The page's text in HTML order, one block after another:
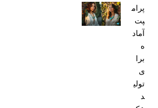
پرام
پت
آماد
ه
برا
ی
تولی
د